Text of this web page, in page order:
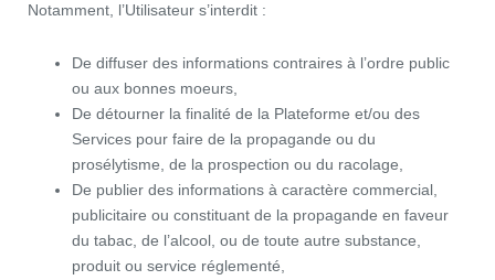
Notamment, l’Utilisateur s’interdit :
De diffuser des informations contraires à l’ordre public
ou aux bonnes moeurs,
De détourner la finalité de la Plateforme et/ou des
Services pour faire de la propagande ou du
prosélytisme, de la prospection ou du racolage,
De publier des informations à caractère commercial,
publicitaire ou constituant de la propagande en faveur
du tabac, de l’alcool, ou de toute autre substance,
produit ou service réglementé,